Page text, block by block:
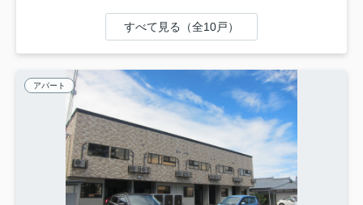
すべて見る（全10戸）
アパート